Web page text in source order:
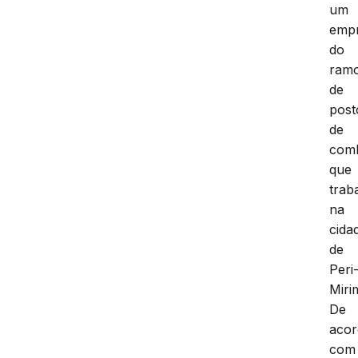
um
do
de
de
que
na
de
De
com